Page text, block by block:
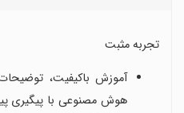
تجربه مثبت
آموزش باکیفیت،
هوش مصنوعی با پیگیری